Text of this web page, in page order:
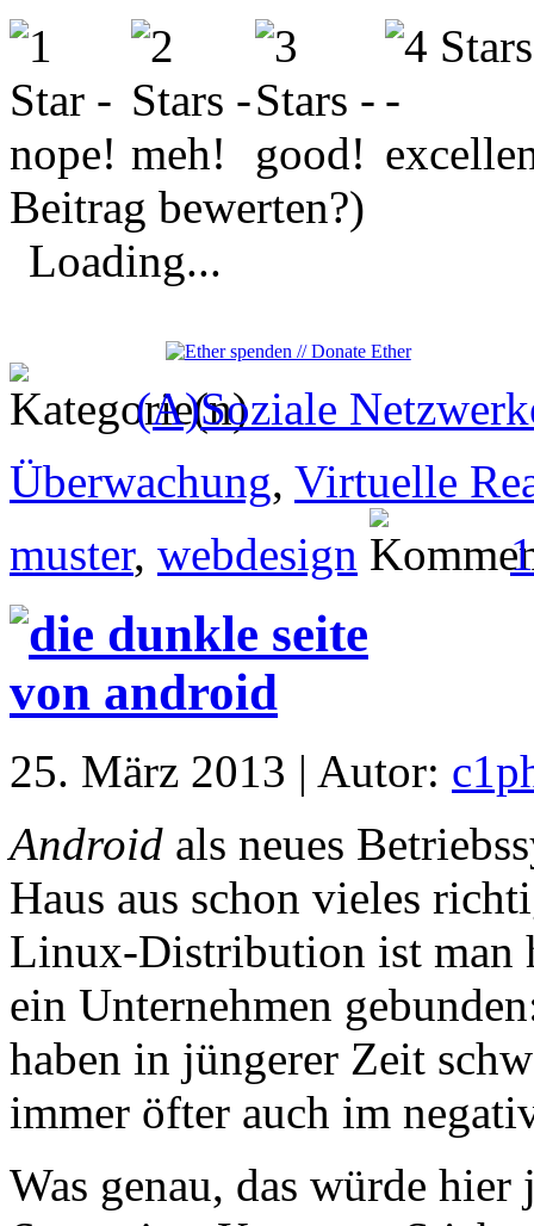
Beitrag bewerten?)
Loading...
(A)Soziale
Überwachung, Virtuelle
muster, webdesign
25. März 2013 | Autor:
Android als neues
Haus aus schon vieles
Linux-Distribution ist man
ein Unternehmen
haben in jüngerer Zeit
immer öfter auch im
Was genau, das würde